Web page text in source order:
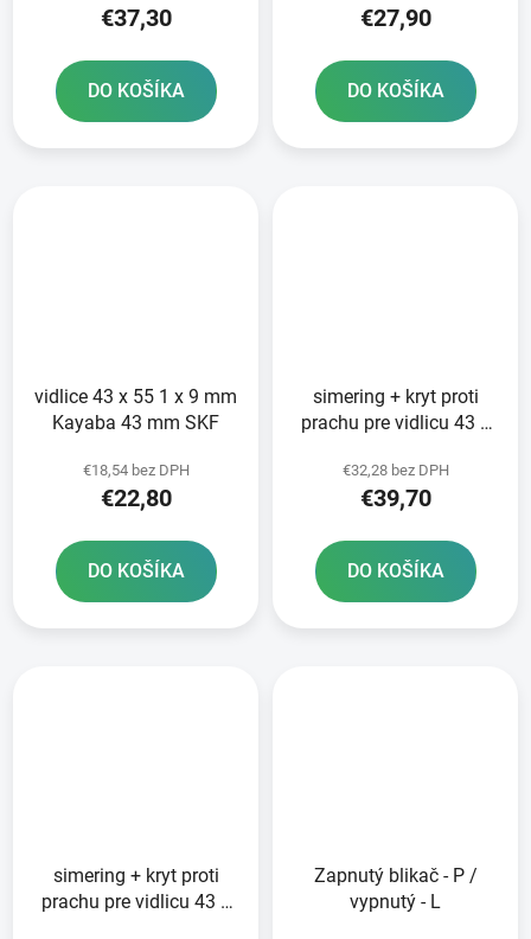
€37,30
DO KOŠÍKA
€27,90
DO KOŠÍKA
vidlice 43 x 55 1 x 9 mm
Kayaba 43 mm SKF
€18,54 bez DPH
€22,80
DO KOŠÍKA
simering + kryt proti
prachu pre vidlicu 43 x
mm SKF
€32,28 bez DPH
€39,70
DO KOŠÍKA
simering + kryt proti
prachu pre vidlicu 43 x
Zapnutý blikač - P /
vypnutý - L